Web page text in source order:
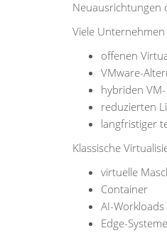
Neuausrichtungen
Viele
offenen
VMware-
hybriden
reduzierten
langfristiger
Klassische
virtuelle
Container
AI-Workloads
Edge-Systeme